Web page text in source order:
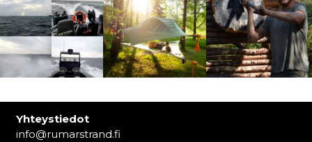
Yhteystiedot
info@rumarstrand.fi